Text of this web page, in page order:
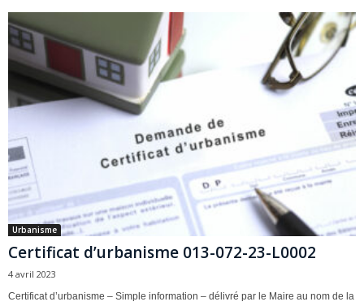
Urbanisme
Certificat d’urbanisme 013-072-23-L0002
4 avril 2023
Certificat d’urbanisme – Simple information – délivré par le Maire au nom de la